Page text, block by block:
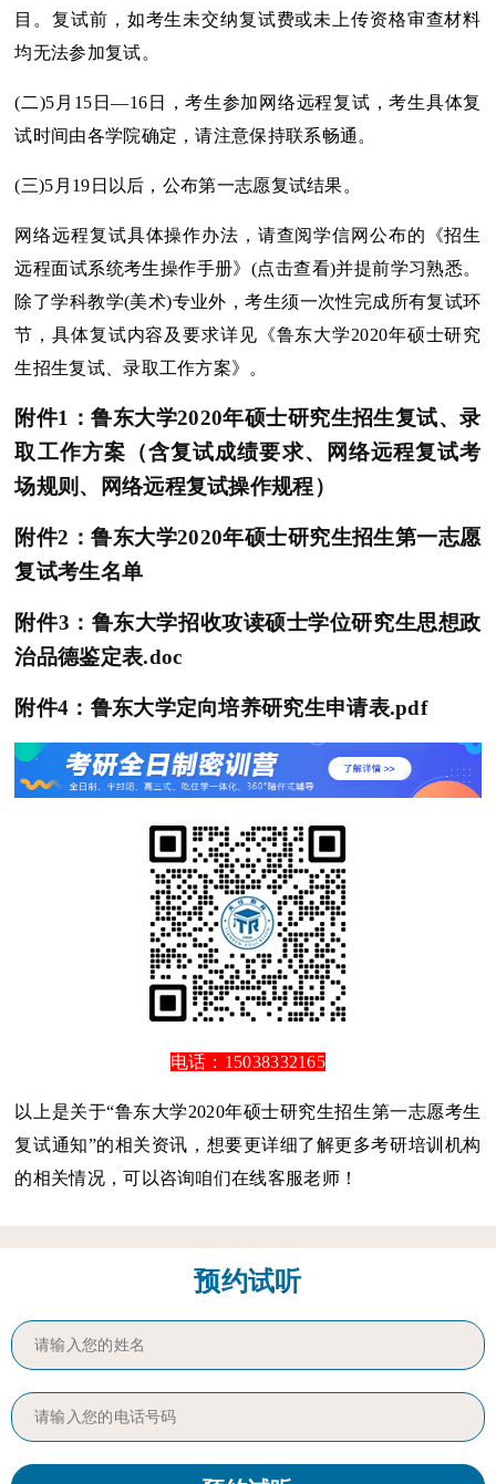
目。复试前，如考生未交纳复试费或未上传资格审查材料
均无法参加复试。
(二)5月15日—16日，考生参加网络远程复试，考生具体复
试时间由各学院确定，请注意保持联系畅通。
(三)5月19日以后，公布第一志愿复试结果。
网络远程复试具体操作办法，请查阅学信网公布的《招生
远程面试系统考生操作手册》(点击查看)并提前学习熟悉。
除了学科教学(美术)专业外，考生须一次性完成所有复试环
节，具体复试内容及要求详见《鲁东大学2020年硕士研究
生招生复试、录取工作方案》。
附件1：鲁东大学2020年硕士研究生招生复试、录
取工作方案（含复试成绩要求、网络远程复试考
场规则、网络远程复试操作规程）
附件2：鲁东大学2020年硕士研究生招生第一志愿
复试考生名单
附件3：鲁东大学招收攻读硕士学位研究生思想政
治品德鉴定表.doc
附件4：鲁东大学定向培养研究生申请表.pdf
电话：15038332165
以上是关于“鲁东大学2020年硕士研究生招生第一志愿考生
复试通知”的相关资讯，想要更详细了解更多考研培训机构
的相关情况，可以咨询咱们在线客服老师！
预约试听